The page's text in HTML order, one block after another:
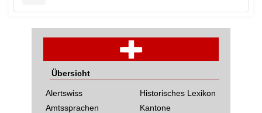
Übersicht
Alertswiss
Amtssprachen
Historisches Lexikon
Kantone